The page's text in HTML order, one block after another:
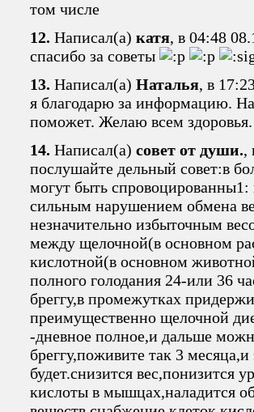
том числе
12. Написал(а) катя, в 04:48
спасибо за советы
13. Написал(а) Наталья, в
я благодарю за информацию.
поможет. Желаю всем здоровья.
14. Написал(а) совет от души.,
послушайте дельный совет:в
могут быть
сильным нарушением обмена
незначительно избыточным
между щелочной(в основном
кислотной(в основном
полного голодания 24-или 36
бреггу,в промежутках
преимущественно щелочной
-дневное полное,и дальше
бреггу,поживите так 3
будет.снизится вес,понизится
кислоты в мышцах,наладится